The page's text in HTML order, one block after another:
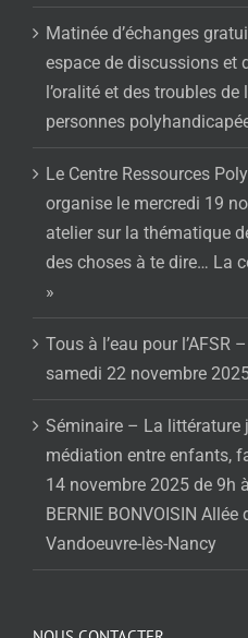
Matinée d’échanges
espace de discussions et
l’oralité et des troubles
personnes
Le Centre Ressources
organise le mercredi 19
atelier sur la thématique
des choses à te dire… La
»
Tous à l’eau pour l’AFSR
samedi 22 novembre
Séminaire – La littérature
médiation entre enfants,
14 novembre 2025 de 9h
BERNIE BONVOISIN
Vandoeuvre-lès-Nancy